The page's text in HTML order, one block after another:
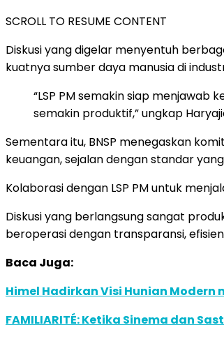
SCROLL TO RESUME CONTENT
Diskusi yang digelar menyentuh
kuatnya sumber daya manusia di
“LSP PM semakin siap
semakin produktif,” ungkap
Sementara itu, BNSP menegaskan
keuangan, sejalan dengan standar
Kolaborasi dengan LSP PM untuk
Diskusi yang berlangsung sangat
beroperasi dengan transparansi,
Baca Juga:
Himel Hadirkan Visi Hunian Modern
FAMILIARITÉ: Ketika Sinema dan